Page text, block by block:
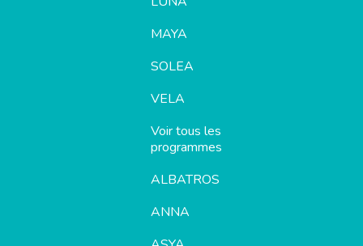
MAYA
SOLEA
VELA
Voir tous les
programmes
ALBATROS
ANNA